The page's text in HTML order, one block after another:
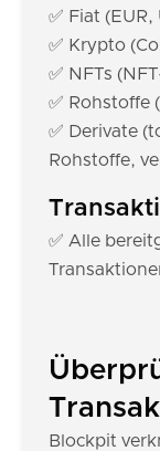
✅ Fiat (EUR,
✅ Krypto
✅ NFTs
✅ Rohstoffe
✅ Derivate
Rohstoffe,
✅ Alle
Blockpit